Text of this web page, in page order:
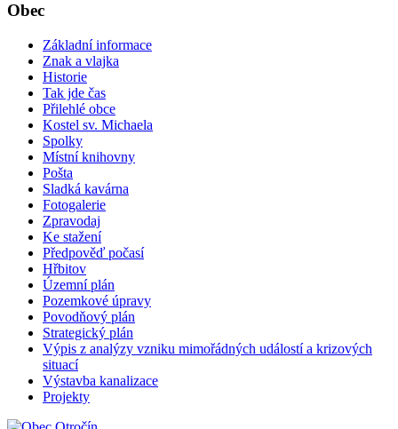
Obec
Základní informace
Znak a vlajka
Historie
Tak jde čas
Přilehlé obce
Kostel sv. Michaela
Spolky
Místní knihovny
Pošta
Sladká kavárna
Fotogalerie
Zpravodaj
Ke stažení
Předpověď počasí
Hřbitov
Územní plán
Pozemkové úpravy
Povodňový plán
Strategický plán
Výpis z analýzy vzniku mimořádných událostí a krizových
situací
Výstavba kanalizace
Projekty